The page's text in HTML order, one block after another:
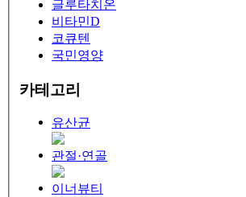
글루타치온
비타민D
코큐텐
국민영양
카테고리
유산균
관절·연골
이너뷰티